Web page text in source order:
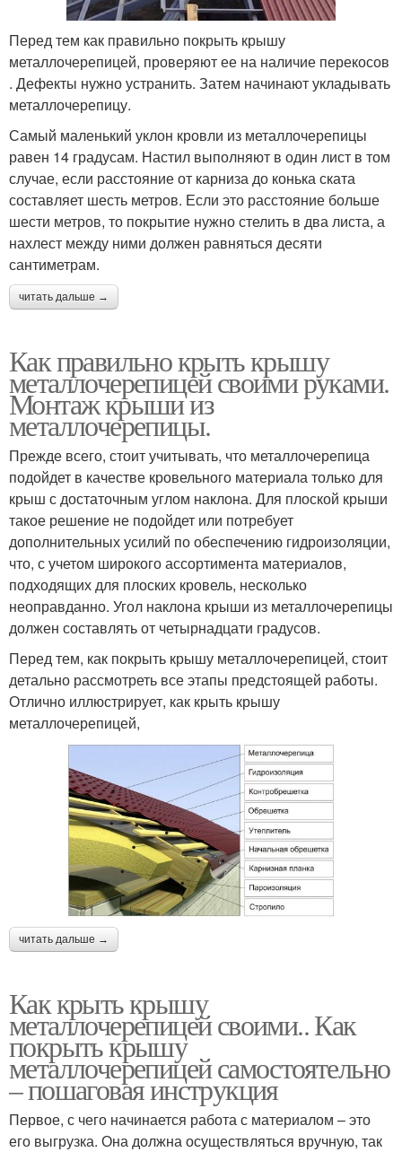
Перед тем как правильно покрыть крышу
металлочерепицей, проверяют ее на наличие перекосов
. Дефекты нужно устранить. Затем начинают укладывать
металлочерепицу.
Самый маленький уклон кровли из металлочерепицы
равен 14 градусам. Настил выполняют в один лист в том
случае, если расстояние от карниза до конька ската
составляет шесть метров. Если это расстояние больше
шести метров, то покрытие нужно стелить в два листа, а
нахлест между ними должен равняться десяти
сантиметрам.
читать дальше →
Как правильно крыть крышу
металлочерепицей своими руками.
Монтаж крыши из
металлочерепицы.
Прежде всего, стоит учитывать, что металлочерепица
подойдет в качестве кровельного материала только для
крыш с достаточным углом наклона. Для плоской крыши
такое решение не подойдет или потребует
дополнительных усилий по обеспечению гидроизоляции,
что, с учетом широкого ассортимента материалов,
подходящих для плоских кровель, несколько
неоправданно. Угол наклона крыши из металлочерепицы
должен составлять от четырнадцати градусов.
Перед тем, как покрыть крышу металлочерепицей, стоит
детально рассмотреть все этапы предстоящей работы.
Отлично иллюстрирует, как крыть крышу
металлочерепицей,
читать дальше →
Как крыть крышу
металлочерепицей своими.. Как
покрыть крышу
металлочерепицей самостоятельно
– пошаговая инструкция
Первое, с чего начинается работа с материалом – это
его выгрузка. Она должна осуществляться вручную, так